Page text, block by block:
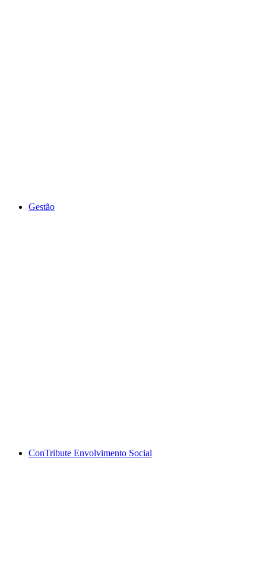
Gestão
ConTribute Envolvimento Social